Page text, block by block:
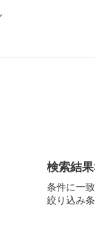
検索結
条件に一
絞り込み